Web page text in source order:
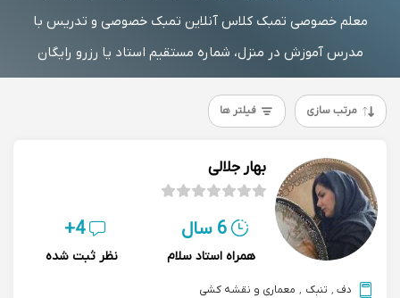
معلم خصوصی تمبک کلاس آنلاین تمبک خصوصی و تدریس با
مدرس آموزش در منزل، شماره مستقیم استاد یا رزرو رایگان
مرتب سازی فیلتر ها
بهار جلالی
6 سال
همراه استاد سلام
4+
نظر ثبت شده
دف , تنبک , معماری و نقشه کشی